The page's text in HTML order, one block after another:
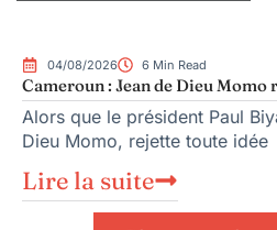
04/08/2026 6 Min Read
Cameroun : Jean de Dieu
Alors que le président Paul
Dieu Momo, rejette toute idée
Lire la suite